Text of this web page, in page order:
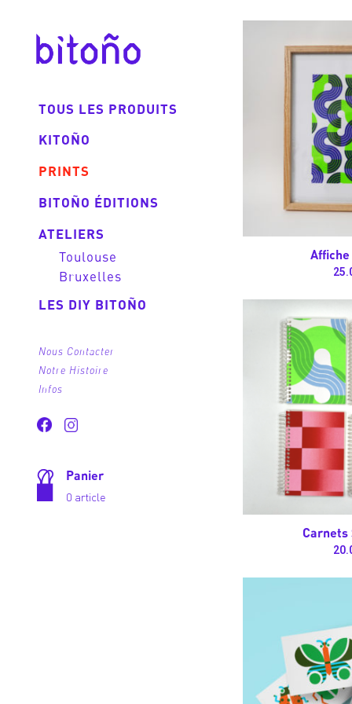
TOUS LES PRODUITS
KITOÑO
PRINTS
BITOÑO ÉDITIONS
ATELIERS
Toulouse
Bruxelles
LES DIY BITOÑO
Nous Contacter
Notre Histoire
Infos
Panier
0 article
Carnets